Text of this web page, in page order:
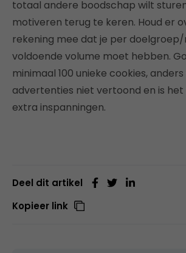
totaal andere boodschap wilt
motiveren terug te keren. Houd er
rekening mee dat je per
voldoende volume moet hebben.
minimaal 100 unieke cookies,
advertenties niet vertoond en is het
extra inspanningen.
Deel dit artikel
Kopieer link